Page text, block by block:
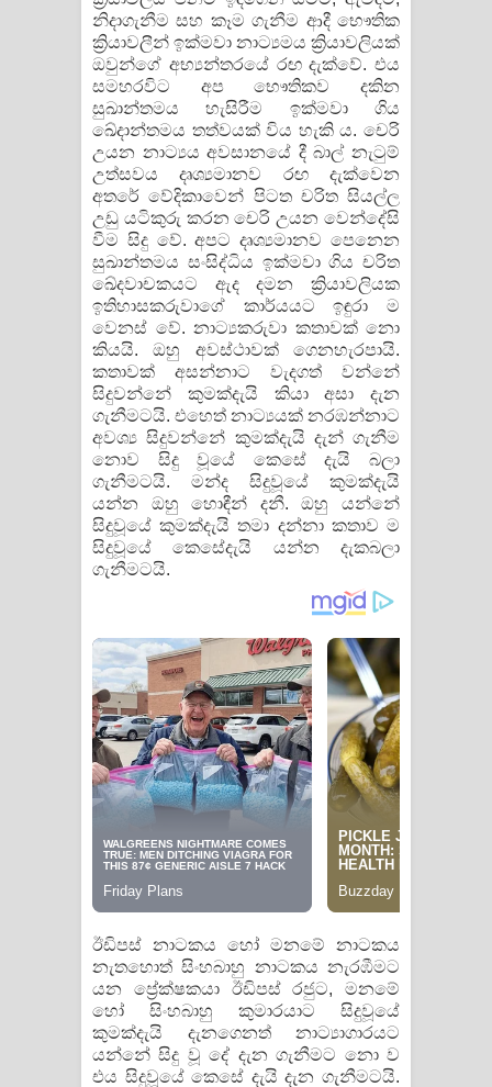
නිදාගැනීම සහ කෑම ගැනීම ආදී භෞතික
ක්‍රියාවලීන් ඉක්මවා නාට්‍යමය ක්‍රියාවලියක්
ඔවුන්ගේ අභ්‍යන්තරයේ රඟ දැක්වේ. එය
සමහරවිට අප භෞතිකව දකින
සුඛාන්තමය හැසිරීම ඉක්මවා ගිය
ඛේදාන්තමය තත්වයක් විය හැකි ය. චෙරි
උයන නාට්‍යය අවසානයේ දී බාල් නැටුම්
උත්සවය දෘශ්‍යමානව රඟ දැක්වෙන
අතරේ වේදිකාවෙන් පිටත චරිත සියල්ල
උඩු යටිකුරු කරන චෙරි උයන වෙන්දේසි
වීම සිදු වේ. අපට දෘශ්‍යමානව පෙනෙන
සුඛාන්තමය සංසිද්ධිය ඉක්මවා ගිය චරිත
ඛේදවාචකයට ඇද දමන ක්‍රියාවලියක
ඉතිහාසකරුවාගේ කාර්යයට ඉඳුරා ම
වෙනස් වේ. නාට්‍යකරුවා කතාවක් නො
කියයි. ඔහු අවස්ථාවක් ගෙනහැරපායි.
කතාවක් අසන්නාට වැදගත් වන්නේ
සිදුවන්නේ කුමක්දැයි කියා අසා දැන
ගැනීමටයි. එහෙත් නාට්‍යයක් නරඹන්නාට
අවශ්‍ය සිදුවන්නේ කුමක්දැයි දැන් ගැනීම
නොව සිදු වූයේ කෙසේ දැයි බලා
ගැනීමටයි. මන්ද සිදුවූයේ කුමක්දැයි
යන්න ඔහු හොඳීන් දනී. ඔහු යන්නේ
සිදුවූයේ කුමක්දැයි තමා දන්නා කතාව ම
සිදුවූයේ කෙසේදැයි යන්න දැකබලා
ගැනීමටයි.
ඊඩිපස් නාටකය හෝ මනමේ නාටකය
නැතහොත් සිංහබාහු නාටකය නැරඹීමට
යන ප්‍රේක්ෂකයා ඊඩිපස් රජුට, මනමේ
හෝ සිංහබාහු කුමාරයාට සිදුවූයේ
කුමක්දැයි දැනගෙනත් නාට්‍යාගාරයට
යන්නේ සිදු වූ දේ දැන ගැනීමට නො ව
එය සිදුවූයේ කෙසේ දැයි දැන ගැනීමටයි.